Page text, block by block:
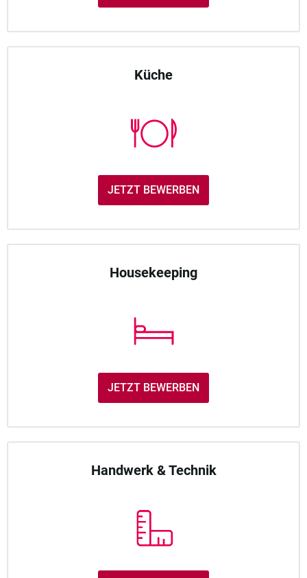
Küche
JETZT BEWERBEN
Housekeeping
JETZT BEWERBEN
Handwerk & Technik